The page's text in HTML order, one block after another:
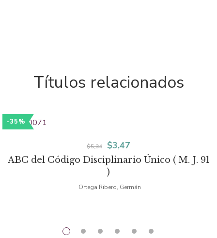
Títulos relacionados
-35%
ABC del Código Disciplinario Único ( M. J. 91
)
$5,34
El
precio
original
$3,47
precio
Ortega Ribero, Germán